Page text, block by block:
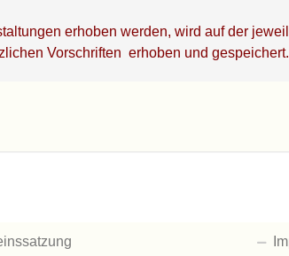
erhoben werden, wird auf der
Vorschriften erhoben und gespeichert.